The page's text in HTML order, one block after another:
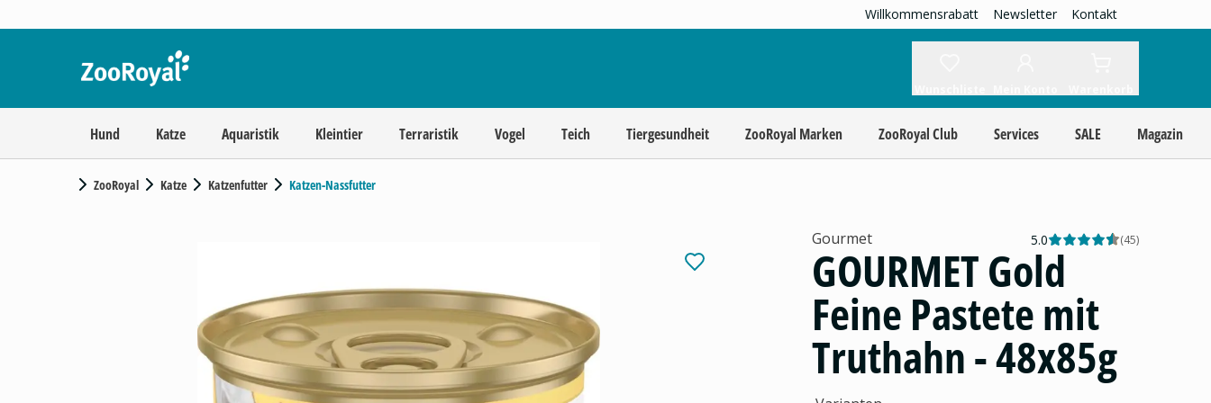
Willkommensrabatt Newsletter Kontakt
Hund Katze Aquaristik Kleintier Terraristik Vogel Teich Tiergesundheit ZooRoyal Marken ZooRoyal Club Services SALE Magazin
ZooRoyal Katze Katzenfutter Katzen-Nassfutter
Gourmet 5.0 (45)
GOURMET Gold
Feine Pastete mit
Truthahn - 48x85g